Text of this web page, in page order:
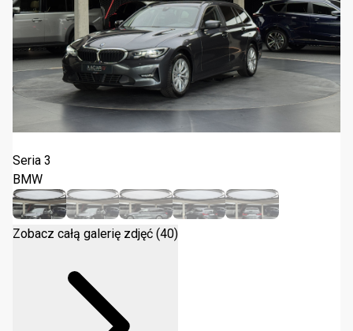
BMW Seria 3 318d 2021
Seria 3
BMW
Zobacz całą galerię zdjęć (40)